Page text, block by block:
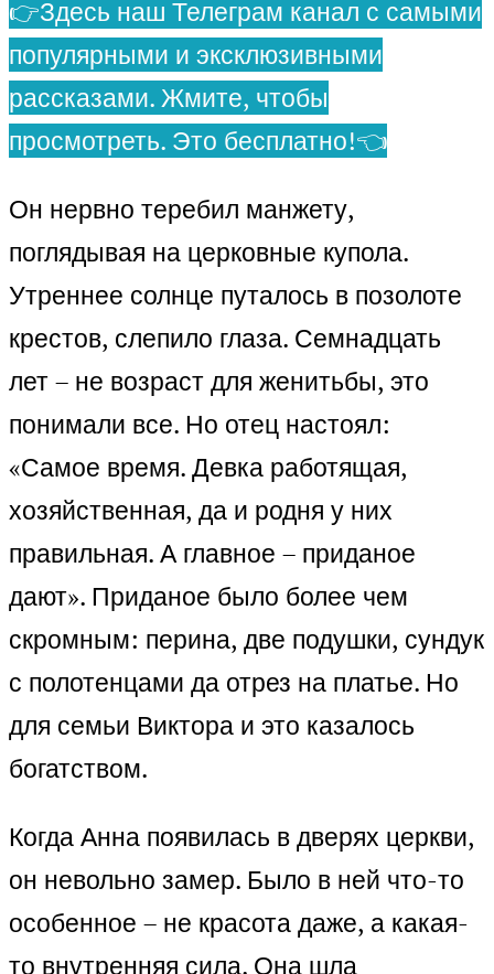
👉Здесь наш Телеграм канал с самыми
популярными и эксклюзивными
рассказами. Жмите, чтобы
просмотреть. Это бесплатно!👈
Он нервно теребил манжету,
поглядывая на церковные купола.
Утреннее солнце путалось в позолоте
крестов, слепило глаза. Семнадцать
лет – не возраст для женитьбы, это
понимали все. Но отец настоял:
«Самое время. Девка работящая,
хозяйственная, да и родня у них
правильная. А главное – приданое
дают». Приданое было более чем
скромным: перина, две подушки, сундук
с полотенцами да отрез на платье. Но
для семьи Виктора и это казалось
богатством.
Когда Анна появилась в дверях церкви,
он невольно замер. Было в ней что-то
особенное – не красота даже, а какая-
то внутренняя сила. Она шла